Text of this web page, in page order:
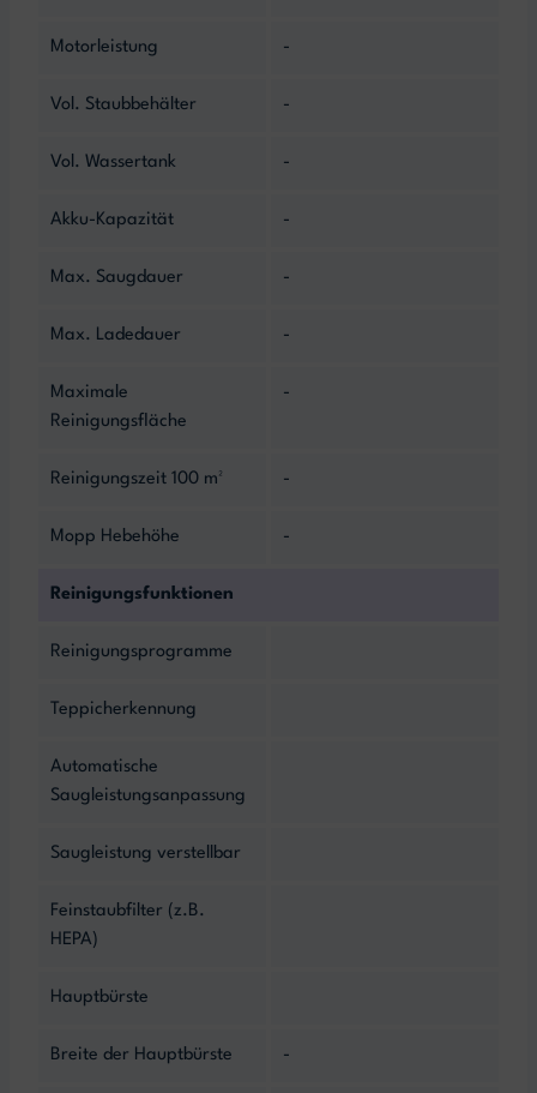
Motorleistung -
Vol. Staubbehälter -
Vol. Wassertank -
Akku-Kapazität -
Max. Saugdauer -
Max. Ladedauer -
Maximale
Reinigungsfläche
-
Reinigungszeit 100 m² -
Mopp Hebehöhe -
Reinigungsfunktionen
Reinigungsprogramme
Teppicherkennung
Automatische
Saugleistungsanpassung
Saugleistung verstellbar
Feinstaubfilter (z.B.
HEPA)
Hauptbürste
Breite der Hauptbürste -